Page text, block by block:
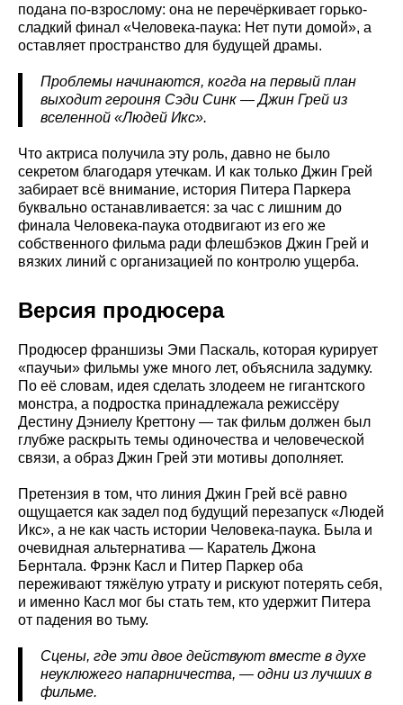
подана по-взрослому: она не перечёркивает горько-
сладкий финал «Человека-паука: Нет пути домой», а
оставляет пространство для будущей драмы.
Проблемы начинаются, когда на первый план
выходит героиня Сэди Синк — Джин Грей из
вселенной «Людей Икс».
Что актриса получила эту роль, давно не было
секретом благодаря утечкам. И как только Джин Грей
забирает всё внимание, история Питера Паркера
буквально останавливается: за час с лишним до
финала Человека-паука отодвигают из его же
собственного фильма ради флешбэков Джин Грей и
вязких линий с организацией по контролю ущерба.
Версия продюсера
Продюсер франшизы Эми Паскаль, которая курирует
«паучьи» фильмы уже много лет, объяснила задумку.
По её словам, идея сделать злодеем не гигантского
монстра, а подростка принадлежала режиссёру
Дестину Дэниелу Креттону — так фильм должен был
глубже раскрыть темы одиночества и человеческой
связи, а образ Джин Грей эти мотивы дополняет.
Претензия в том, что линия Джин Грей всё равно
ощущается как задел под будущий перезапуск «Людей
Икс», а не как часть истории Человека-паука. Была и
очевидная альтернатива — Каратель Джона
Бернтала. Фрэнк Касл и Питер Паркер оба
переживают тяжёлую утрату и рискуют потерять себя,
и именно Касл мог бы стать тем, кто удержит Питера
от падения во тьму.
Сцены, где эти двое действуют вместе в духе
неуклюжего напарничества, — одни из лучших в
фильме.